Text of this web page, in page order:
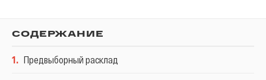
СОДЕРЖАНИЕ
1. Предвыборный расклад